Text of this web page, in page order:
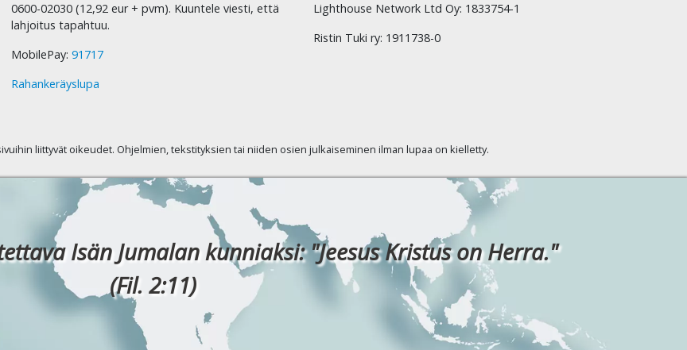
0600-02030 (12,92 eur + pvm). Kuuntele viesti, että
lahjoitus tapahtuu.
MobilePay: 91717
Rahankeräyslupa
Lighthouse Network Ltd Oy: 1833754-1
Ristin Tuki ry: 1911738-0
liittyvät oikeudet. Ohjelmien, tekstityksien tai niiden osien julkaiseminen ilman lupaa on kielletty.
Isän Jumalan kunniaksi: "Jeesus Kristus on Herra."
(Fil. 2:11)